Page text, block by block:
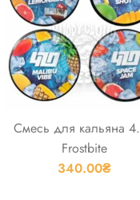
Смесь для кальяна
Frostbite
340.00₴